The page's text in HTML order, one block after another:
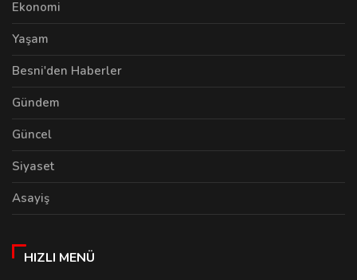
Ekonomi
Yaşam
Besni'den Haberler
Gündem
Güncel
Siyaset
Asayiş
HIZLI MENÜ